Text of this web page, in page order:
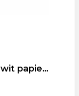
Kubushouder hout met wit papier 10x10x8.5cm